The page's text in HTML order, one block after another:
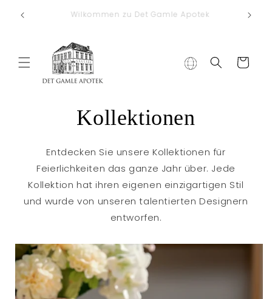
Inhalt
Kostenlose Lieferung nach Deutschland bei
einem Bestellwert von €75
Warenkorb
Kollektionen
Entdecken Sie unsere Kollektionen für
Feierlichkeiten das ganze Jahr über. Jede
Kollektion hat ihren eigenen einzigartigen Stil
und wurde von unseren talentierten Designern
entworfen.